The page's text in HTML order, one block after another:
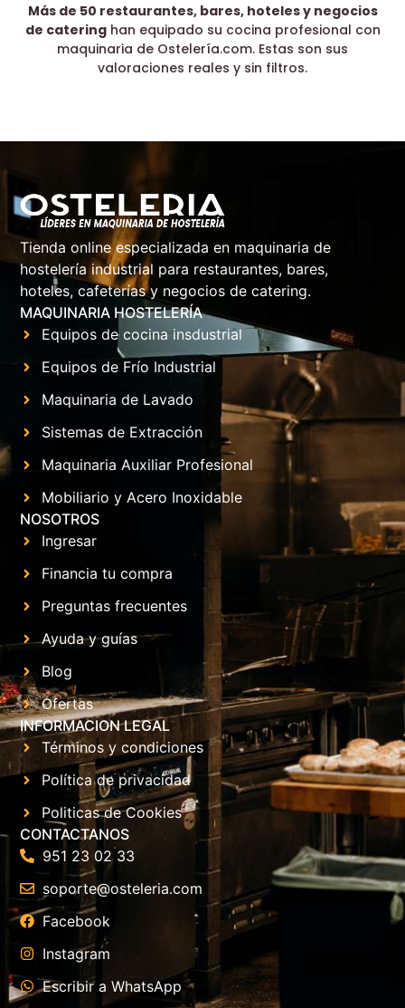
Más de 50 restaurantes, bares, hoteles y negocios
de cateringhan equipado su cocina profesional con
maquinaria de Ostelería.com. Estas son sus
valoraciones reales y sin filtros.
Tienda online especializada en maquinaria de
hostelería industrial para restaurantes, bares,
hoteles, cafeterías y negocios de catering.
MAQUINARIA HOSTELERÍA
Equipos de cocina insdustrial
Equipos de Frío Industrial
Maquinaria de Lavado
Sistemas de Extracción
Maquinaria Auxiliar Profesional
Mobiliario y Acero Inoxidable
NOSOTROS
Ingresar
Financia tu compra
Preguntas frecuentes
Ayuda y guías
Blog
Ofertas
INFORMACION LEGAL
Términos y condiciones
Política de privacidad
Politicas de Cookies
CONTACTANOS
951 23 02 33
soporte@osteleria.com
Facebook
Instagram
Escribir a WhatsApp